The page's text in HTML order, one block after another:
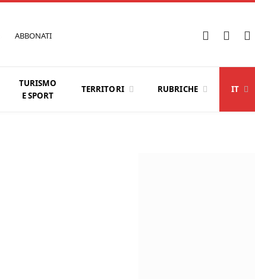
ABBONATI Facebook
X
TURISMO
E SPORT
TERRITORI RUBRICHE IT